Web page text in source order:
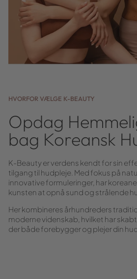
HVORFOR VÆLGE K-BEAUTY
Opdag
bag Koreansk
K-Beauty er verdens kendt for sin
tilgang til hudpleje. Med fokus på
innovative formuleringer, har
kunsten at opnå sund og strålende
Her kombineres århundreders
moderne videnskab, hvilket har
der både forebygger og plejer din